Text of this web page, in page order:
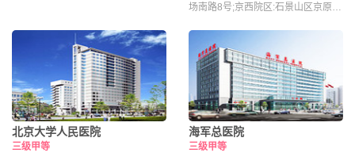
场南路8号;京西院区:石景山区京原路
北京大学人民医院
三级甲等
海军总医院
三级甲等